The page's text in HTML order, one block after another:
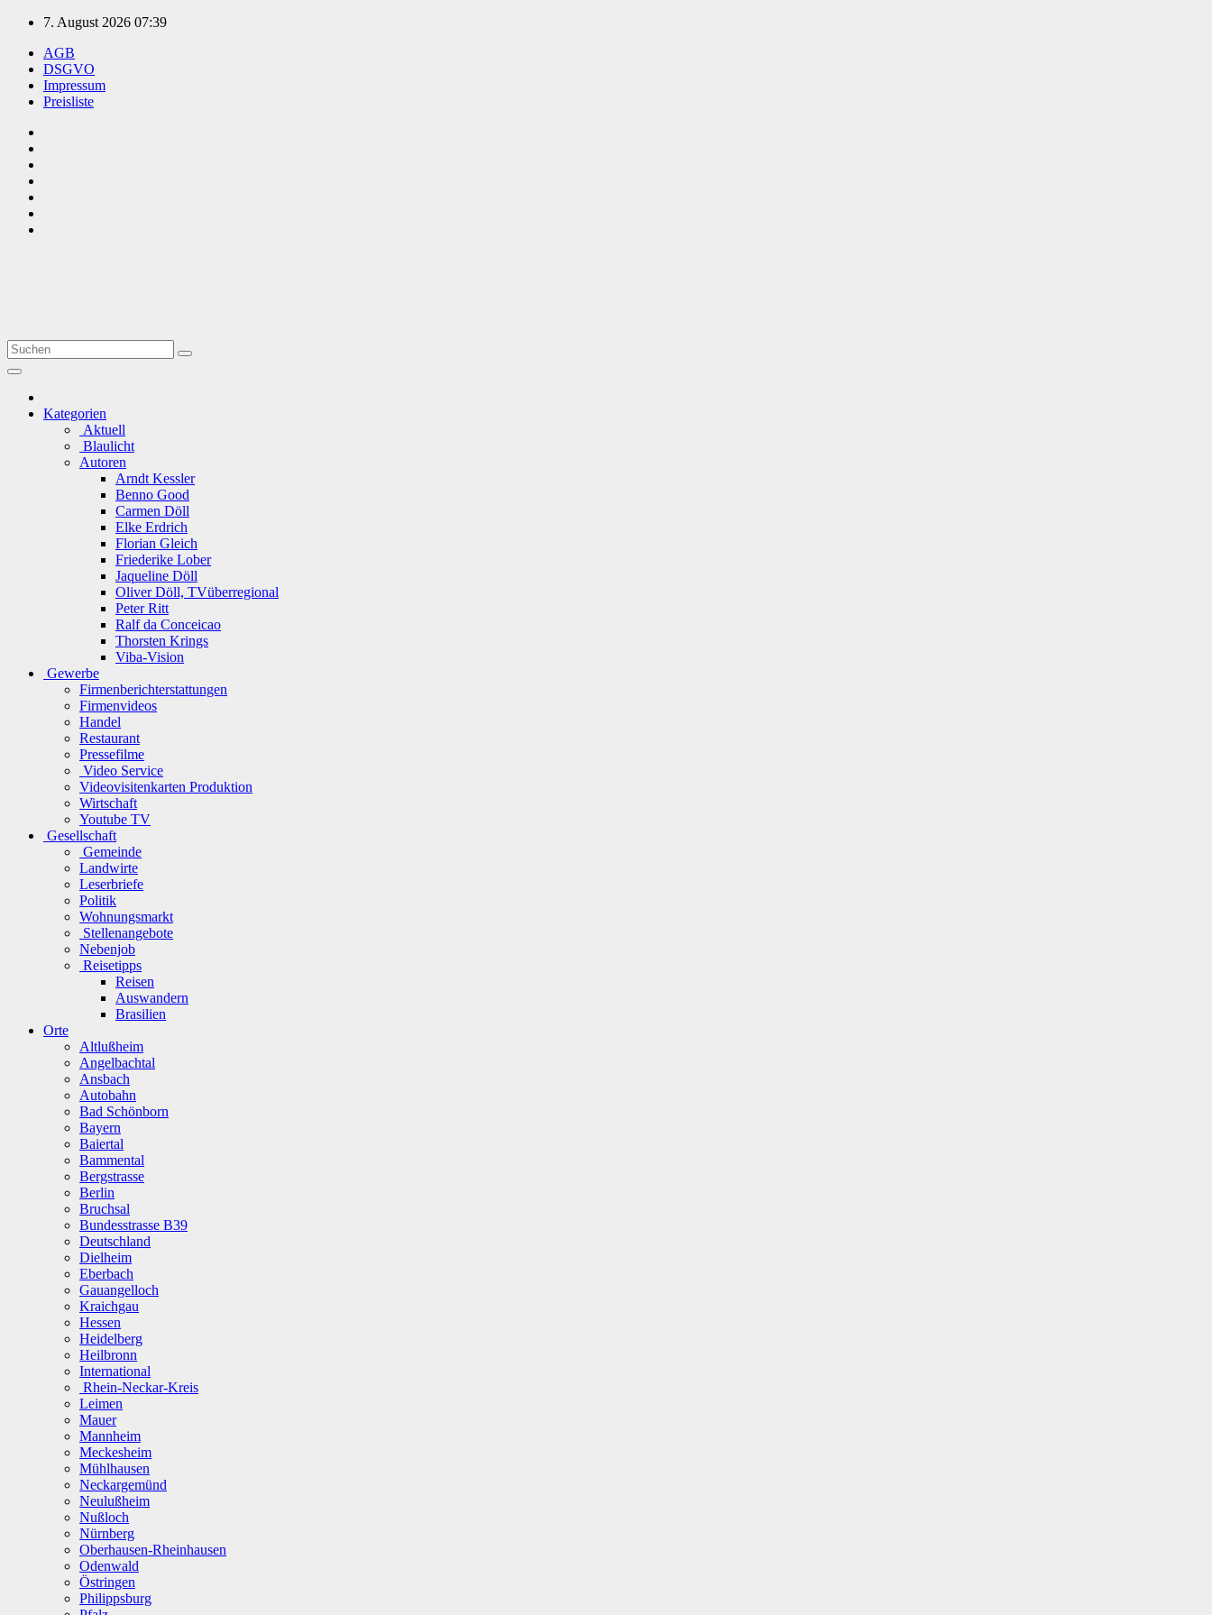
Zum
springen
7. August 2026 07:39
AGB
DSGVO
Impressum
Preisliste
Kategorien
Aktuell
Blaulicht
Autoren
Arndt Kessler
Benno Good
Carmen Döll
Elke Erdrich
Florian Gleich
Friederike Lober
Jaqueline Döll
Oliver Döll, TVüberregional
Peter Ritt
Ralf da Conceicao
Thorsten Krings
Viba-Vision
Gewerbe
Firmenberichterstattungen
Firmenvideos
Handel
Restaurant
Pressefilme
Video Service
Videovisitenkarten Produktion
Wirtschaft
Youtube TV
Gesellschaft
Gemeinde
Landwirte
Leserbriefe
Politik
Wohnungsmarkt
Stellenangebote
Nebenjob
Reisetipps
Reisen
Auswandern
Brasilien
Orte
Altlußheim
Angelbachtal
Ansbach
Autobahn
Bad Schönborn
Bayern
Baiertal
Bammental
Bergstrasse
Berlin
Bruchsal
Bundesstrasse B39
Deutschland
Dielheim
Eberbach
Gauangelloch
Kraichgau
Hessen
Heidelberg
Heilbronn
International
Rhein-Neckar-Kreis
Leimen
Mauer
Mannheim
Meckesheim
Mühlhausen
Neckargemünd
Neulußheim
Nußloch
Nürnberg
Oberhausen-Rheinhausen
Odenwald
Östringen
Philippsburg